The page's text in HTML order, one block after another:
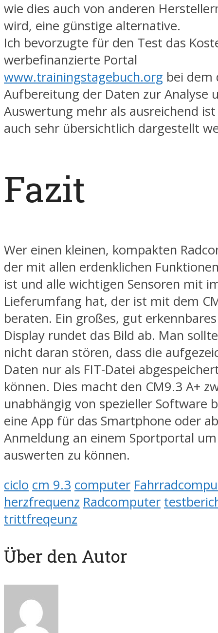
wie dies auch von anderen
wird, eine günstige alternative.
Ich bevorzugte für den Test das
werbefinanzierte Portal
www.trainingstagebuch.org bei dem
Aufbereitung der Daten zur Analyse
Auswertung mehr als ausreichend
auch sehr übersichtlich dargestellt
Fazit
Wer einen kleinen, kompakten
der mit allen erdenklichen
ist und alle wichtigen Sensoren mit
Lieferumfang hat, der ist mit dem
beraten. Ein großes, gut
Display rundet das Bild ab. Man
nicht daran stören, dass die
Daten nur als FIT-Datei
können. Dies macht den CM9.3 A+
unabhängig von spezieller Software
eine App für das Smartphone oder
Anmeldung an einem Sportportal
auswerten zu können.
ciclo cm 9.3 computer
herzfrequenz Radcomputer
trittfreqeunz
Über den Autor